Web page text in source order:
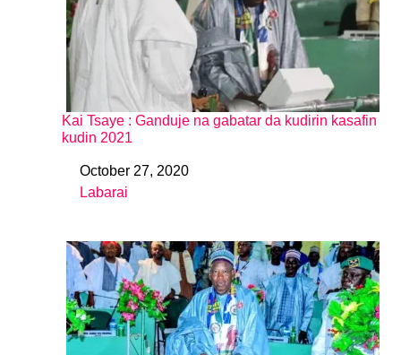
Kai Tsaye : Ganduje na gabatar da kudirin kasafin
kudin 2021
DateOctober 27, 2020
In relation to
Labarai